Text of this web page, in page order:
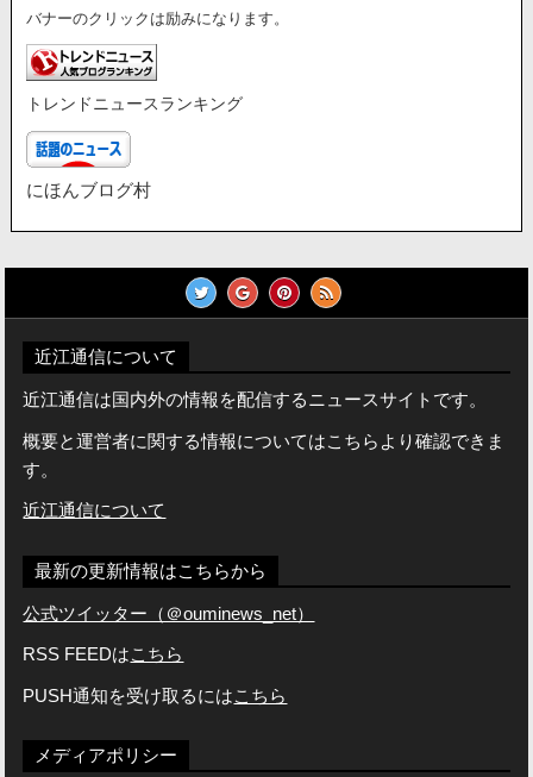
バナーのクリックは励みになります。
トレンドニュースランキング
にほんブログ村
近江通信について
近江通信は国内外の情報を配信するニュースサイトです。
概要と運営者に関する情報についてはこちらより確認できま
す。
近江通信について
最新の更新情報はこちらから
公式ツイッター（＠ouminews_net）
RSS FEEDはこちら
PUSH通知を受け取るにはこちら
メディアポリシー